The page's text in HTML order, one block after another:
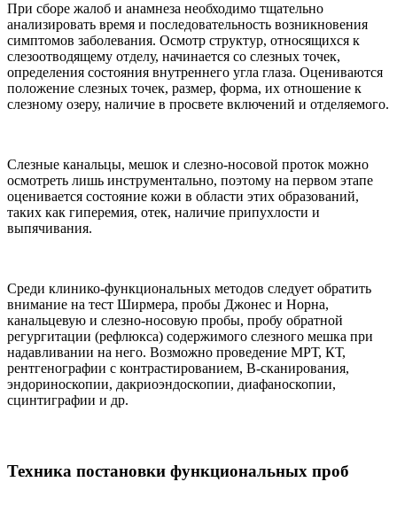
При сборе жалоб и анамнеза необходимо тщательно
анализировать время и последовательность возникновения
симптомов заболевания. Осмотр структур, относящихся к
слезоотводящему отделу, начинается со слезных точек,
определения состояния внутреннего угла глаза. Оцениваются
положение слезных точек, размер, форма, их отношение к
слезному озеру, наличие в просвете включений и отделяемого.
Слезные канальцы, мешок и слезно-носовой проток можно
осмотреть лишь инструментально, поэтому на первом этапе
оценивается состояние кожи в области этих образований,
таких как гиперемия, отек, наличие припухлости и
выпячивания.
Среди клинико-функциональных методов следует обратить
внимание на тест Ширмера, пробы Джонес и Норна,
канальцевую и слезно-носовую пробы, пробу обратной
регургитации (рефлюкса) содержимого слезного мешка при
надавливании на него. Возможно проведение МРТ, КТ,
рентгенографии с контрастированием, B-сканирования,
эндориноскопии, дакриоэндоскопии, диафаноскопии,
сцинтиграфии и др.
Техника постановки функциональных проб